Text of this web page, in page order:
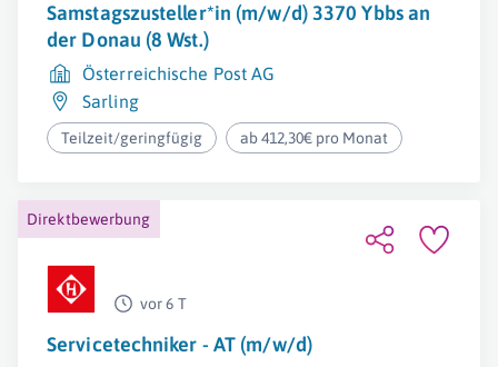
Samstagszusteller*in (m/w/d) 3370 Ybbs an
der Donau (8 Wst.)
Österreichische Post AG
Sarling
Teilzeit/geringfügig ab 412,30€ pro Monat
Direktbewerbung
vor 6 T
Servicetechniker - AT (m/w/d)